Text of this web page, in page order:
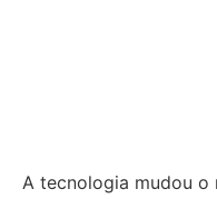
A tecnologia mudou o